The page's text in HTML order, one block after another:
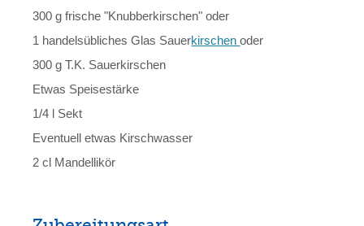
300 g frische "Knubberkirschen" oder
1 handelsübliches Glas Sauerkirschenoder
300 g T.K. Sauerkirschen
Etwas Speisestärke
1/4 l Sekt
Eventuell etwas Kirschwasser
2 cl Mandellikör